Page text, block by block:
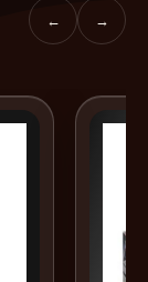
← →